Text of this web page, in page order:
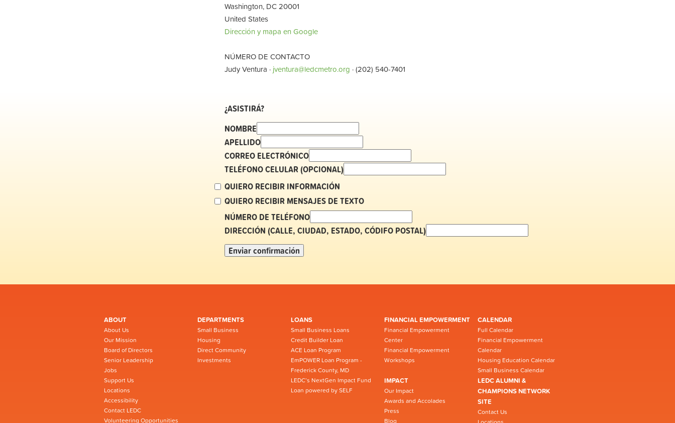
Washington, DC 20001
United States
Dirección y mapa en Google
NÚMERO DE CONTACTO
Judy Ventura · jventura@ledcmetro.org · (202) 540-7401
¿ASISTIRÁ?
NOMBRE
APELLIDO
CORREO ELECTRÓNICO
TELÉFONO CELULAR (OPCIONAL)
QUIERO RECIBIR INFORMACIÓN
QUIERO RECIBIR MENSAJES DE TEXTO
NÚMERO DE TELÉFONO
DIRECCIÓN (CALLE, CIUDAD, ESTADO, CÓDIFO POSTAL)
ABOUT
About Us
Our Mission
Board of Directors
Senior Leadership
Jobs
Support Us
Locations
Accessibility
Contact LEDC
Volunteering Opportunities
DEPARTMENTS
Small Business
Housing
Direct Community
Investments
LOANS
Small Business Loans
Credit Builder Loan
ACE Loan Program
EmPOWER Loan Program -
Frederick County, MD
LEDC’s NextGen Impact Fund
Loan powered by SELF
FINANCIAL EMPOWERMENT
Financial Empowerment
Center
Financial Empowerment
Workshops
CALENDAR
Full Calendar
Financial Empowerment
Calendar
Housing Education Calendar
Small Business Calendar
IMPACT
Our Impact
Awards and Accolades
Press
Blog
LEDC ALUMNI &
CHAMPIONS NETWORK
SITE
Contact Us